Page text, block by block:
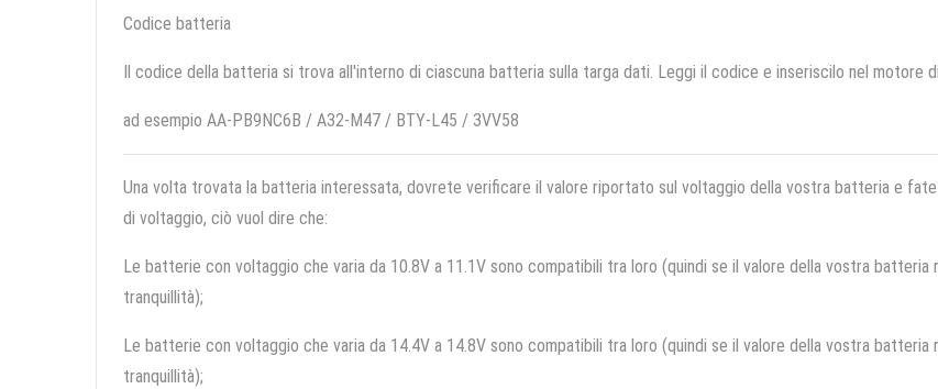
Codice batteria
Il codice della batteria si trova all'interno di ciascuna batteria sulla targa dati. Leggi il codice e inseriscilo nel motore
ad esempio AA-PB9NC6B / A32-M47 / BTY-L45 / 3VV58
Una volta trovata la batteria interessata, dovrete verificare il valore riportato sul voltaggio della vostra batteria e fate
di voltaggio, ciò vuol dire che:
Le batterie con voltaggio che varia da 10.8V a 11.1V sono compatibili tra loro (quindi se il valore della vostra
tranquillità);
Le batterie con voltaggio che varia da 14.4V a 14.8V sono compatibili tra loro (quindi se il valore della vostra
tranquillità);